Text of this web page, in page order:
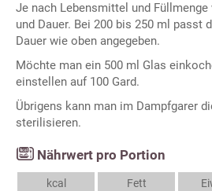
Je nach Lebensmittel und
und Dauer. Bei 200 bis 250 ml passt
Dauer wie oben angegeben.
Möchte man ein 500 ml Glas
einstellen auf 100 Gard.
Übrigens kann man im Dampfgarer
sterilisieren.
Nährwert pro Portion
kcal
Fett